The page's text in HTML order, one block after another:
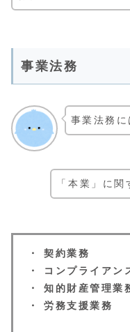
事業法務
事業法務に
「本業」に
・ 契約業務
・ コンプライアン
・ 知的財産管理業
・ 労務支援業務